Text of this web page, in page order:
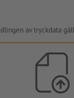
av tryckdata